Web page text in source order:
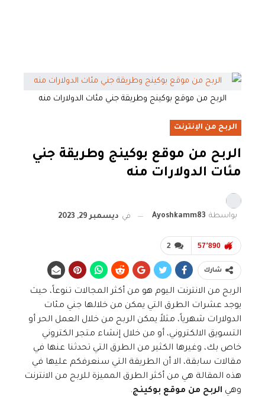
الربح من موقع بوكينج وطريقة جني مئات الدولارات منه
الربح من الإنترنت
الربح من موقع بوكينج وطريقة جني
مئات الدولارات منه
بواسطة Ayoshkamm83 في ديسمبر 29, 2023
2 57٬890
شارك
الربح من الانترنت اليوم هو من أكثر المجالات تنوعاً، حيث
يوجد عشرات الطرق التي يمكن من خلالها جني مئات
الدولارات شهرياً، مثلاً يمكن الربح من خلال العمل الحر أو
التسويق الالكتروني، أو من خلال إنشاء متجر الكتروني
خاص بك، وغيرها الكثير من الطرق التي تحدثنا عنها في
مقالات سابقة، الا أن الطريقة التي سنعرفكم عليها في
هذه المقالة هي من أكثر الطرق المميزة للربح من الانترنت
وهي الربح من موقع بوكينج.